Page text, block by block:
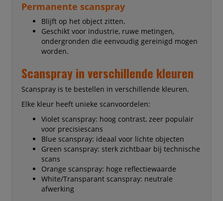
Permanente scanspray
Blijft op het object zitten.
Geschikt voor industrie, ruwe metingen,
ondergronden die eenvoudig gereinigd mogen
worden.
Scanspray in verschillende kleuren
Scanspray is te bestellen in verschillende kleuren.
Elke kleur heeft unieke scanvoordelen:
Violet scanspray: hoog contrast, zeer populair
voor precisiescans
Blue scanspray: ideaal voor lichte objecten
Green scanspray: sterk zichtbaar bij technische
scans
Orange scanspray: hoge reflectiewaarde
White/Transparant scanspray: neutrale
afwerking